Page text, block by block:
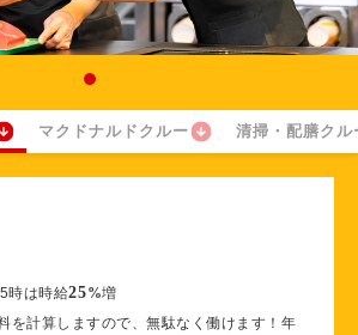
マクドナルドクルー 清掃・配膳クル
時は時給25%増
を計算しますので、無駄なく働けます！年